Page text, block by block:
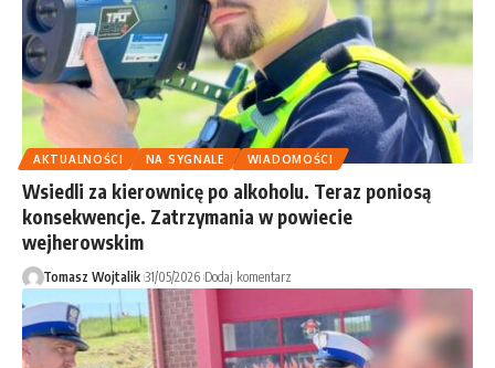
AKTUALNOŚCI NA SYGNALE WIADOMOŚCI
Wsiedli za kierownicę po alkoholu. Teraz poniosą
konsekwencje. Zatrzymania w powiecie
wejherowskim
Tomasz Wojtalik 31/05/2026 Dodaj komentarz